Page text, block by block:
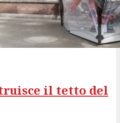
il tetto del